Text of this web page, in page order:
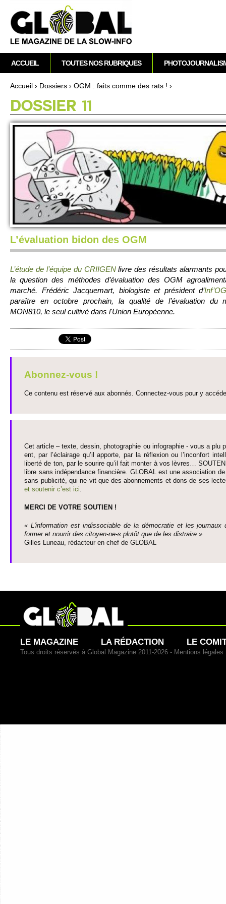
Vous êtes ici
Accueil › Dossi­ers › OGM : faits comme des rats ! ›
DOSSIER 11
L’évaluation bidon des OGM
L’étude de l’équipe du CRI­IGENlivre des résultats alarmants
la question des méthodes d’évaluation des OGM
marché. Frédéric Jac­que­mart, bi­o­logiste et président d’
paraître en octobre pro­chain, la qualité de l’évaluation du
MON810, le seul cultivé dans l'Union Européenne.
Abonnez-vous !
Ce contenu est réservé aux abonnés. Connectez-vous pour y
Cet article – texte, dessin, photographie ou infographie - vous a plu
ent, par l’éclairage qu’il appo­rte, par la réflexion ou l’inconfort
liberté de ton, par le so­urire qu’il fait monter à vos lèvres…
libre sans indépendance financière. GLOBAL est une asso­ci­ation
sans publi­cité, qui ne vit que des abonne­ments et dons de ses
et so­utenir c’est ici.
MERCI DE VOTRE SO­UTIEN !
« L'information est indisso­ci­able de la démo­cratie et les journaux
former et nourrir des ci­to­yen-ne-s plutôt que de les dis­traire »
Gi­lles Luneau, rédacteur en chef de GLOBAL
M
e
n
p
r
i
p
ACCUEIL TOUTES NOS RUBRIQUES
LE MAGAZINE LA RÉDACTION LE
Tous droits réservés à Global Magazine 2011-2026 - Mentions légales